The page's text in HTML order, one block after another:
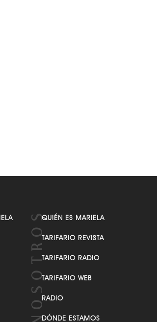
QUIÉN ES MARIELA
TARIFARIO REVISTA
TARIFARIO RADIO
TARIFARIO WEB
RADIO
DÓNDE ESTAMOS